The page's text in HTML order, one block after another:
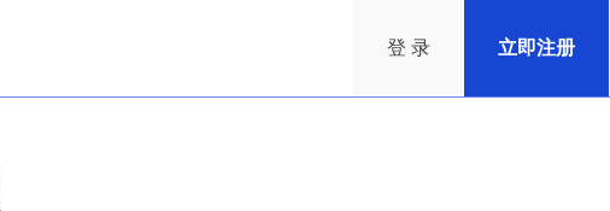
登 录 立即注册